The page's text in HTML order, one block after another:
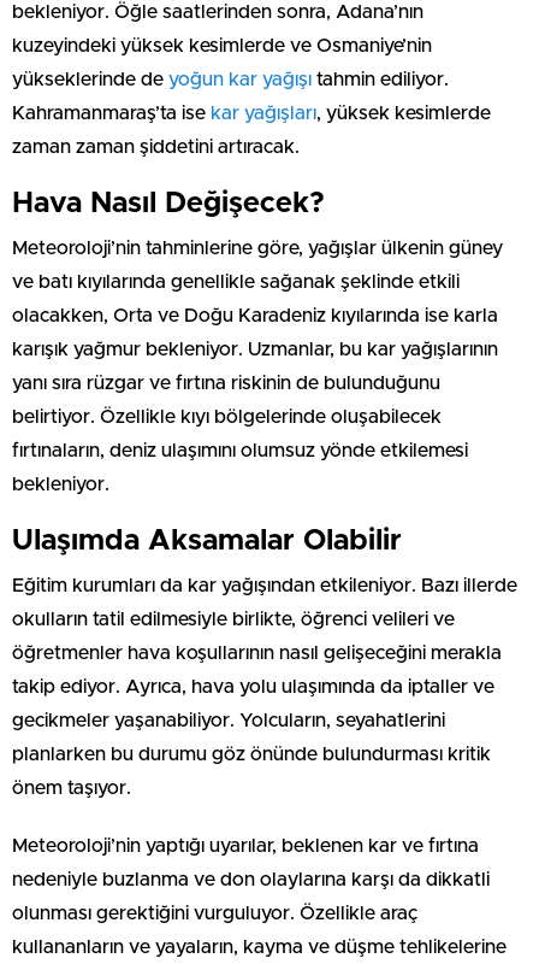
bekleniyor. Öğle saatlerinden sonra, Adana’nın
kuzeyindeki yüksek kesimlerde ve Osmaniye’nin
yükseklerinde de yoğun kar yağışı tahmin ediliyor.
Kahramanmaraş’ta ise kar yağışları, yüksek kesimlerde
zaman zaman şiddetini artıracak.
Hava Nasıl Değişecek?
Meteoroloji’nin tahminlerine göre, yağışlar ülkenin güney
ve batı kıyılarında genellikle sağanak şeklinde etkili
olacakken, Orta ve Doğu Karadeniz kıyılarında ise karla
karışık yağmur bekleniyor. Uzmanlar, bu kar yağışlarının
yanı sıra rüzgar ve fırtına riskinin de bulunduğunu
belirtiyor. Özellikle kıyı bölgelerinde oluşabilecek
fırtınaların, deniz ulaşımını olumsuz yönde etkilemesi
bekleniyor.
Ulaşımda Aksamalar Olabilir
Eğitim kurumları da kar yağışından etkileniyor. Bazı illerde
okulların tatil edilmesiyle birlikte, öğrenci velileri ve
öğretmenler hava koşullarının nasıl gelişeceğini merakla
takip ediyor. Ayrıca, hava yolu ulaşımında da iptaller ve
gecikmeler yaşanabiliyor. Yolcuların, seyahatlerini
planlarken bu durumu göz önünde bulundurması kritik
önem taşıyor.
Meteoroloji’nin yaptığı uyarılar, beklenen kar ve fırtına
nedeniyle buzlanma ve don olaylarına karşı da dikkatli
olunması gerektiğini vurguluyor. Özellikle araç
kullananların ve yayaların, kayma ve düşme tehlikelerine